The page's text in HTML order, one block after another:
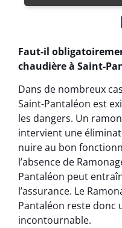
Faut-il
chaudière à Saint-
Dans de nombreux
Saint-Pantaléon est
les dangers. Un
intervient une
nuire au bon
l’absence de
Pantaléon peut
l’assurance. Le
Pantaléon reste donc
incontournable.